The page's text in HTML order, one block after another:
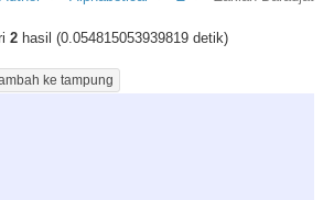
2 hasil (0.054815053939819 detik)